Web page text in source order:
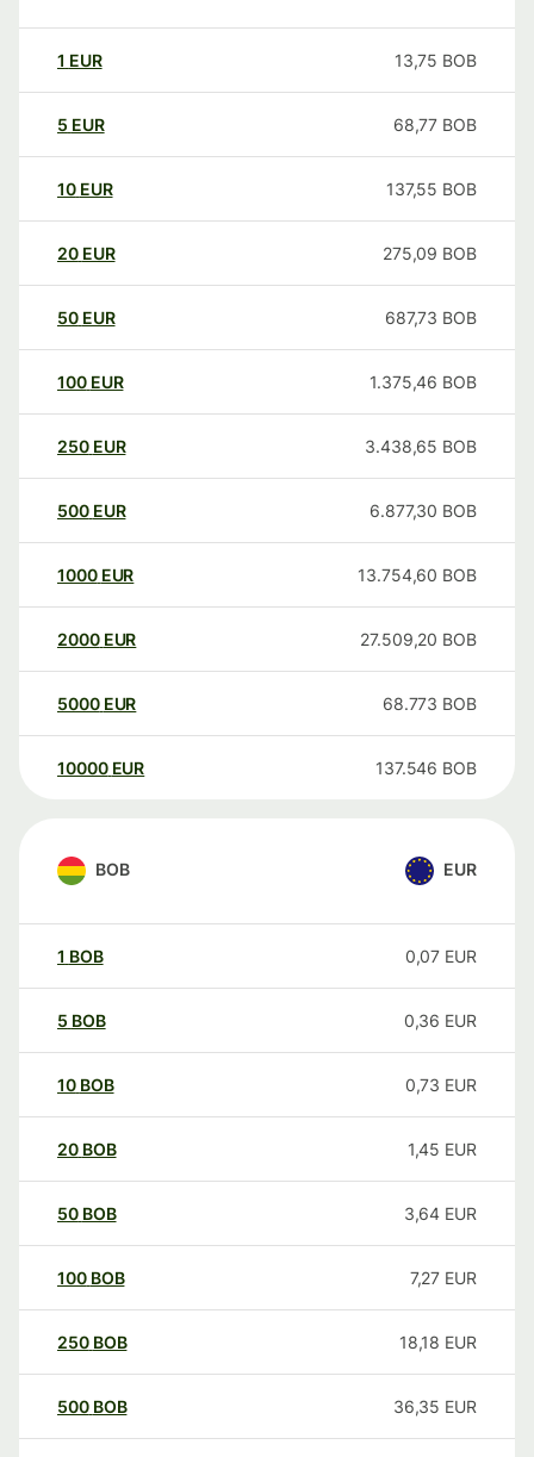
1 EUR 13,75 BOB
5 EUR 68,77 BOB
10 EUR 137,55 BOB
20 EUR 275,09 BOB
50 EUR 687,73 BOB
100 EUR 1.375,46 BOB
250 EUR 3.438,65 BOB
500 EUR 6.877,30 BOB
1000 EUR 13.754,60 BOB
2000 EUR 27.509,20 BOB
5000 EUR 68.773 BOB
10000 EUR 137.546 BOB
BOB EUR
1 BOB 0,07 EUR
5 BOB 0,36 EUR
10 BOB 0,73 EUR
20 BOB 1,45 EUR
50 BOB 3,64 EUR
100 BOB 7,27 EUR
250 BOB 18,18 EUR
500 BOB 36,35 EUR